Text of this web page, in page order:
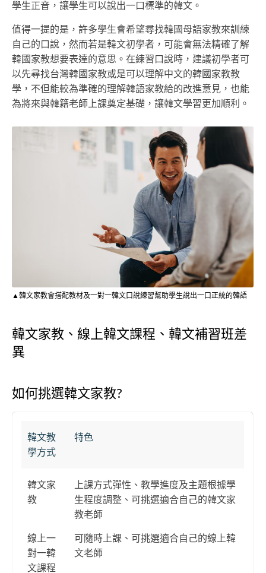
學生正音，讓學生可以說出一口標準的韓文。
值得一提的是，許多學生會希望尋找韓國母語家教來訓練
自己的口說，然而若是韓文初學者，可能會無法精確了解
韓國家教想要表達的意思。在練習口說時，建議初學者可
以先尋找台灣韓國家教或是可以理解中文的韓國家教教
學，不但能較為準確的理解韓語家教給的改進意見，也能
為將來與韓籍老師上課奠定基礎，讓韓文學習更加順利。
▲韓文家教會搭配教材及一對一韓文口說練習幫助學生說出一口正統的韓語
韓文家教、線上韓文課程、韓文補習班差
異
如何挑選韓文家教?
韓文教
學方式
特色
韓文家
教
上課方式彈性、教學進度及主題根據學
生程度調整、可挑選適合自己的韓文家
教老師
線上一
對一韓
文課程
可隨時上課、可挑選適合自己的線上韓
文老師